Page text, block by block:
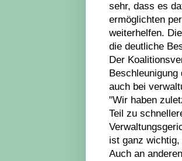
sehr, dass es
ermöglichten
weiterhelfen.
die deutliche
Der
auch bei
"Wir haben
Teil zu
ist ganz wichtig,
Auch an